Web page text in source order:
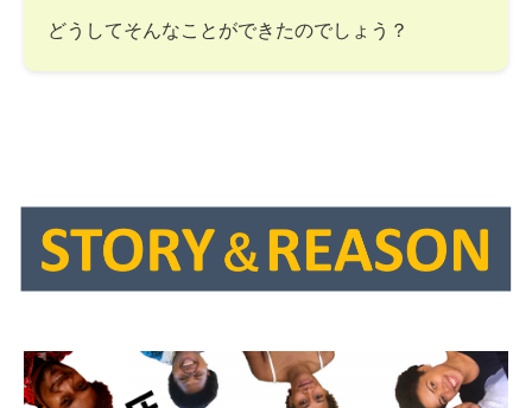
どうしてそんなことができたのでしょう？